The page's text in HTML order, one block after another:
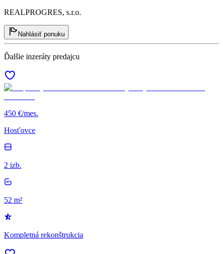
REALPROGRES, s.r.o.
Nahlásiť ponuku
Ďalšie inzeráty predajcu
450 €/mes.
Hosťovce
2 izb.
52 m²
Kompletná rekonštrukcia